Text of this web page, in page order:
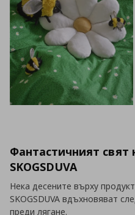
Фантастичният свят
SKOGSDUVA
Нека десените върху
SKOGSDUVA вдъхновяват
преди лягане.